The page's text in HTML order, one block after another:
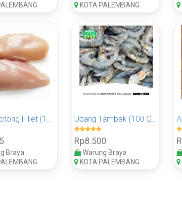
KOTA PALEMBANG
Braya
Rp8.500
Warung Braya
KOTA PALEMBANG